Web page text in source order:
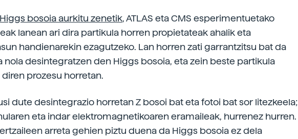
bosoia aurkitu zenetik, ATLAS eta CMS esperimentuetako
lanean ari dira partikula horren propietateak ahalik eta
handienarekin ezagutzeko. Lan horren zati garrantzitsu bat da
nola desintegratzen den Higgs bosoia, eta zein beste partikula
prozesu horretan.
dute desintegrazio horretan Z bosoi bat eta fotoi bat sor litezkeela;
eta indar elektromagnetikoaren eramaileak, hurrenez hurren.
arreta gehien piztu duena da Higgs bosoia ez dela